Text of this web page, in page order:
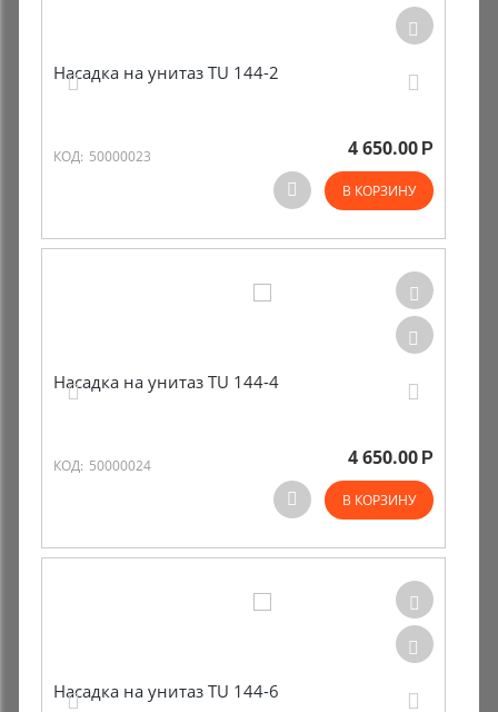
Насадка на унитаз TU 144-2
КОД: 50000023 4 650.00 Р
В КОРЗИНУ
Насадка на унитаз TU 144-4
КОД: 50000024 4 650.00 Р
В КОРЗИНУ
Насадка на унитаз TU 144-6